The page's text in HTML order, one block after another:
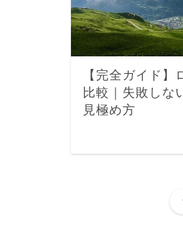
【完全ガイド
比較｜失敗しな
見極め方